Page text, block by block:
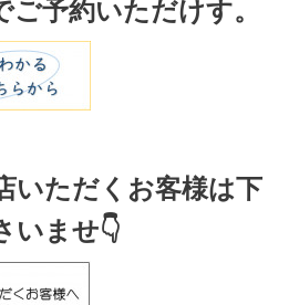
ご予約いただけす。
いただくお客様は下
いませ👇